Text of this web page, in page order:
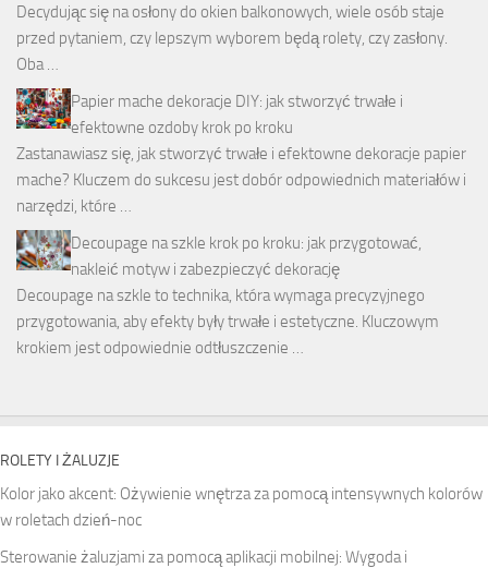
Decydując się na osłony do okien balkonowych, wiele osób staje
przed pytaniem, czy lepszym wyborem będą rolety, czy zasłony.
Oba …
Papier mache dekoracje DIY: jak stworzyć trwałe i
efektowne ozdoby krok po kroku
Zastanawiasz się, jak stworzyć trwałe i efektowne dekoracje papier
mache? Kluczem do sukcesu jest dobór odpowiednich materiałów i
narzędzi, które …
Decoupage na szkle krok po kroku: jak przygotować,
nakleić motyw i zabezpieczyć dekorację
Decoupage na szkle to technika, która wymaga precyzyjnego
przygotowania, aby efekty były trwałe i estetyczne. Kluczowym
krokiem jest odpowiednie odtłuszczenie …
ROLETY I ŻALUZJE
Kolor jako akcent: Ożywienie wnętrza za pomocą intensywnych kolorów
w roletach dzień-noc
Sterowanie żaluzjami za pomocą aplikacji mobilnej: Wygoda i